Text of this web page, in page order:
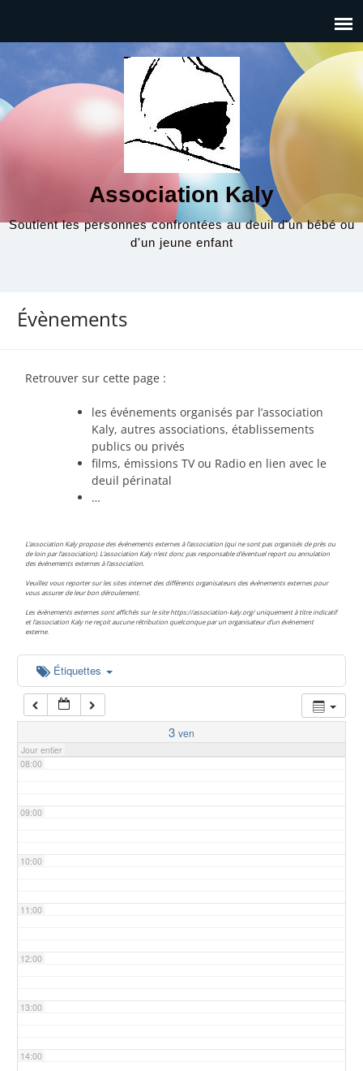
Association Kaly
Soutient les personnes confrontées au deuil d'un bébé ou
d'un jeune enfant
Évènements
Retrouver sur cette page :
les événements organisés par l’association
Kaly, autres associations, établissements
publics ou privés
films, émissions TV ou Radio en lien avec le
deuil périnatal
…
L’association Kaly propose des événements externes à l’association (qui ne sont pas organisés de près ou
de loin par l’association). L’association Kaly n’est donc pas responsable d’éventuel report ou annulation
des événements externes à l’association.
Veuillez vous reporter sur les sites internet des différents organisateurs des événements externes pour
vous assurer de leur bon déroulement.
Les événements externes sont affichés sur le site https://association-kaly.org/ uniquement à titre indicatif
et l’association Kaly ne reçoit aucune rétribution quelconque par un organisateur d’un événement
externe.
Étiquettes
3 ven
Jour entier
00:00
04:00
05:00
06:00
07:00
08:00
09:00
10:00
11:00
12:00
13:00
14:00